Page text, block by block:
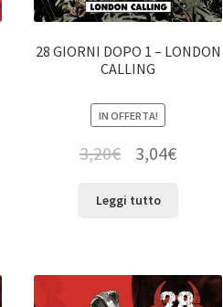
28 GIORNI DOPO 1 – LONDON
CALLING
IN OFFERTA!
3,20€ 3,04€
Leggi tutto